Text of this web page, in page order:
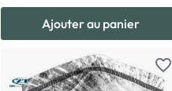
Ajouter au panier
favorite_border